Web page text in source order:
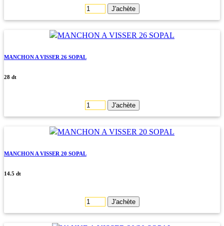
J'achète
MANCHON A VISSER 26 SOPAL
28 dt
J'achète
MANCHON A VISSER 20 SOPAL
14.5 dt
J'achète